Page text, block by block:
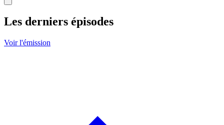
Les derniers épisodes
Voir l'émission